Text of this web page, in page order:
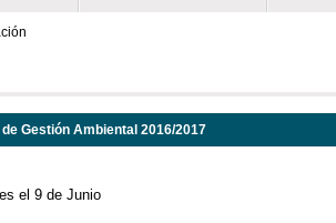
Gestión Ambiental 2016/2017
el 9 de Junio